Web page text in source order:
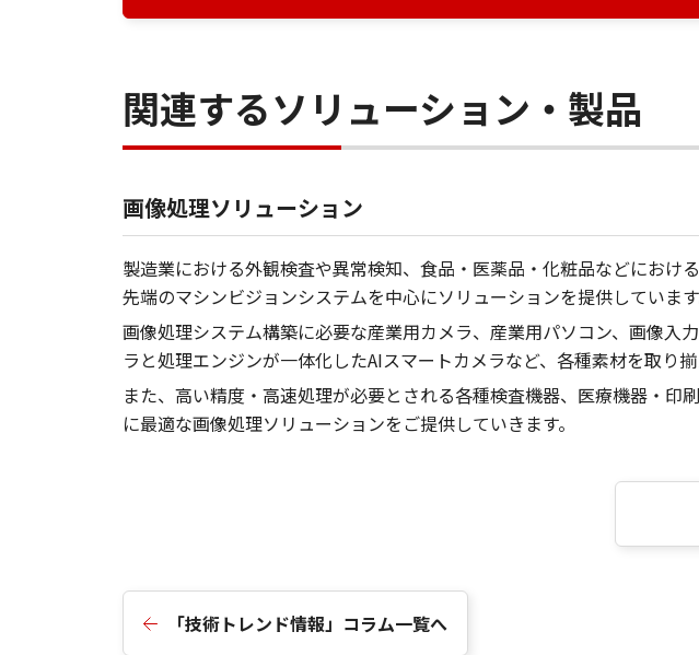
関連するソリューション・製品
画像処理ソリューション
製造業における外観検査や異常検知、食品・医薬品・化粧品などにお
先端のマシンビジョンシステムを中心にソリューションを提供しています
画像処理システム構築に必要な産業用カメラ、産業用パソコン、画像入
ラと処理エンジンが一体化したAIスマートカメラなど、各種素材を取り揃
また、高い精度・高速処理が必要とされる各種検査機器、医療機器・
に最適な画像処理ソリューションをご提供していきます。
「技術トレンド情報」コラム一覧へ